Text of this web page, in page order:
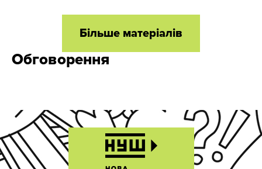
Більше матеріалів
Обговорення